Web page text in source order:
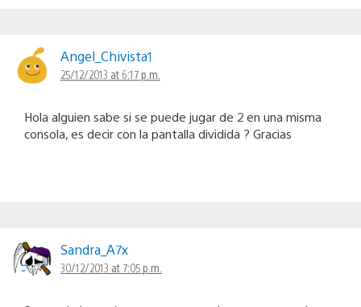
Angel_Chivista1
25/12/2013 at 6:17 p.m.
Hola alguien sabe si se puede jugar de 2 en una misma
consola, es decir con la pantalla dividida ? Gracias
Sandra_A7x
30/12/2013 at 7:05 p.m.